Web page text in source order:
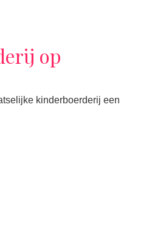
op
kinderboerderij een